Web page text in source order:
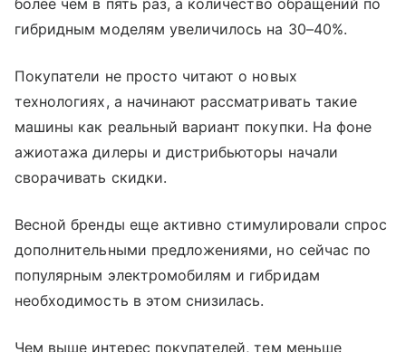
гибридным моделям увеличилось на 30–40%.
Покупатели не просто читают о новых
технологиях, а начинают рассматривать такие
машины как реальный вариант покупки. На фоне
ажиотажа дилеры и дистрибьюторы начали
сворачивать скидки.
Весной бренды еще активно стимулировали спрос
дополнительными предложениями, но сейчас по
популярным электромобилям и гибридам
необходимость в этом снизилась.
Чем выше интерес покупателей, тем меньше